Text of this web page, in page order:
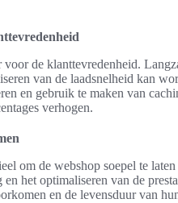
voor de klanttevredenheid.
van de laadsnelheid kan
en gebruik te maken van
verhogen.
om de webshop soepel te
het optimaliseren van de
en de levensduur van